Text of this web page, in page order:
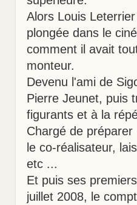
Alors Louis
plongée dans le
comment il avait
monteur.
Devenu l'ami de
Pierre Jeunet, puis
figurants et à la
Chargé de
le co-réalisateur,
etc ...
Et puis ses
juillet 2008, le